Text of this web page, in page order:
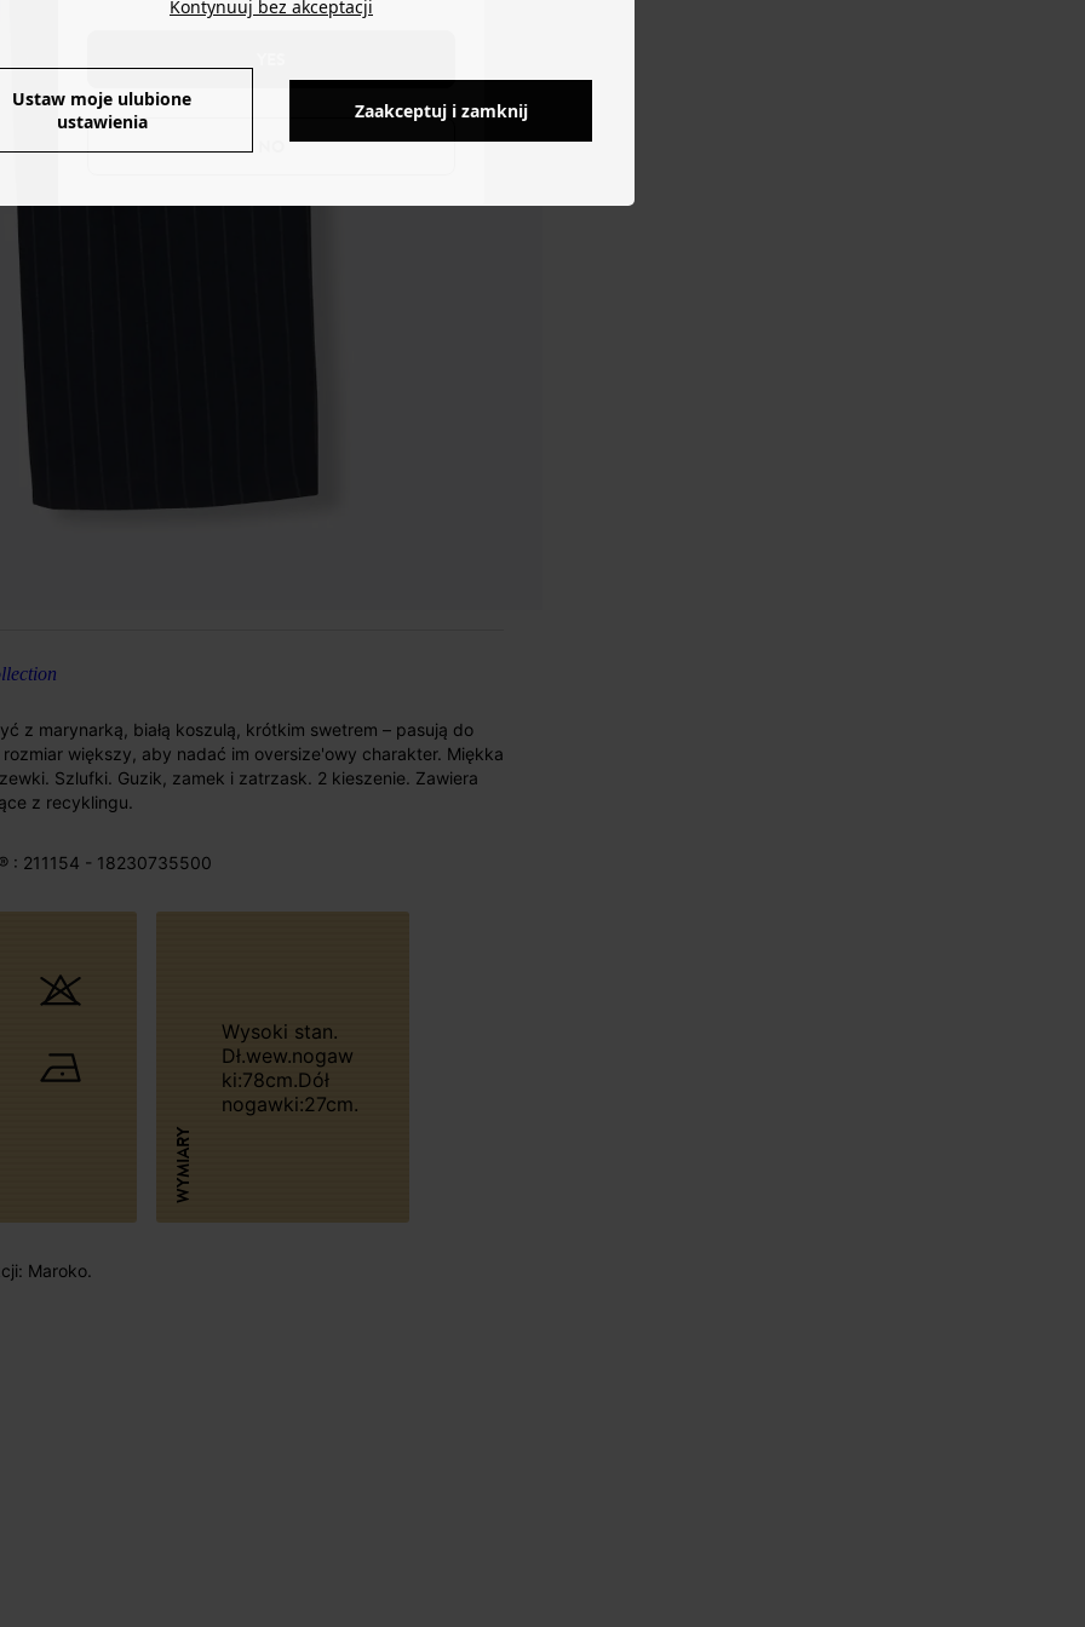
z marynarką, białą koszulą, krótkim swetrem – pasują do
większy, aby nadać im oversize'owy charakter. Miękka
Szlufki. Guzik, zamek i zatrzask. 2 kieszenie. Zawiera
z recyklingu.
: 211154 - 18230735500
WYMIARY
Wysoki stan.
Dł.wew.nogaw
ki:78cm.Dół
nogawki:27cm.
Maroko.
Kontynuuj bez akceptacji
Ustaw moje ulubione
ustawienia
Zaakceptuj i zamknij